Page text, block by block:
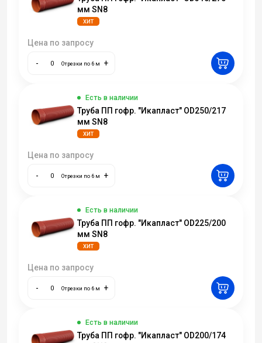
мм SN8
ХИТ
Цена по запросу
- Отрезки по 6 м +
Есть в наличии
Труба ПП гофр. "Икапласт" OD250/217
мм SN8
ХИТ
Цена по запросу
- Отрезки по 6 м +
Есть в наличии
Труба ПП гофр. "Икапласт" OD225/200
мм SN8
ХИТ
Цена по запросу
- Отрезки по 6 м +
Есть в наличии
Труба ПП гофр. "Икапласт" OD200/174